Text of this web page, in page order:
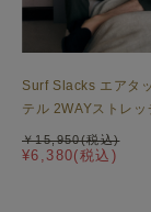
機能性を備
表面に凹凸があ
や湿気をために
Surf Slacks エアタ
テル 2WAYストレッ
¥6,380(税込)
￥15,950(税込)